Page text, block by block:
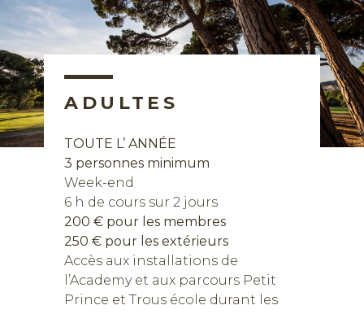
ADULTES
TOUTE L’ ANNÉE
3 personnes minimum
Week-end
6 h de cours sur 2 jours
200 € pour les membres
250 € pour les extérieurs
Accès aux installations de
l’Academy et aux parcours Petit
Prince et Trous école durant les